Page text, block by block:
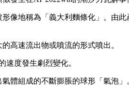
像地稱為「義大利麵條化」。由
高速流出物或噴流的形式噴出。
速度發生劇烈變化。
體組成的不斷膨脹的球形「氣泡」